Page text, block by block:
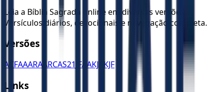
Leia a Bíblia Sagrada online em diversas versões.
Versículos diários, devocionais e navegação completa.
Versões
ACFAAARA ARCAS21 JFAAKJA KJF
Links